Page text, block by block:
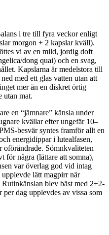
i tre till fyra veckor enligt
morgon + 2 kapslar kväll).
vi av en mild, jordig doft
dong quai) och en svag,
Kapslarna är medelstora till
med ett glas vatten utan att
mer än en diskret örtig
utan mat.
en “jämnare” känsla under
kvällar efter ungefär 10–
besvär syntes framför allt en
energidippar i lutealfasen,
oförändrade. Sömnkvaliteten
för några (lättare att somna),
var överlag god vid intag
upplevde lätt magpirr när
blev bäst med 2+2-
dag upplevdes av vissa som